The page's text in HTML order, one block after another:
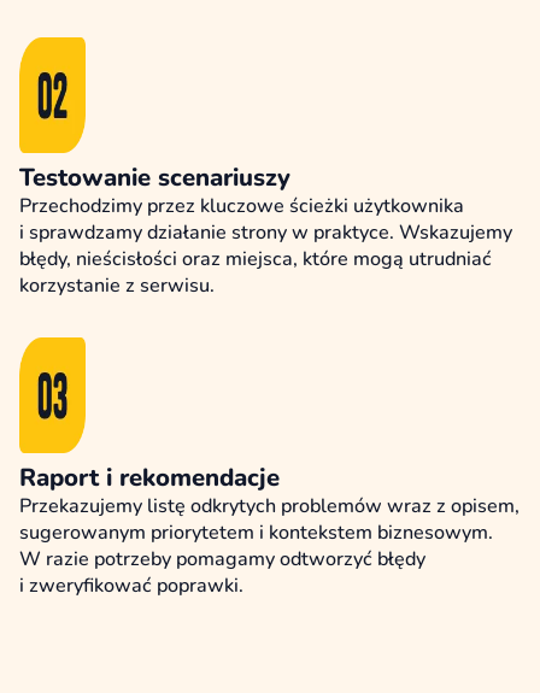
Testowanie scenariuszy
Przechodzimy przez kluczowe ścieżki użytkownika
i sprawdzamy działanie strony w praktyce. Wskazujemy
błędy, nieścisłości oraz miejsca, które mogą utrudniać
korzystanie z serwisu.
Raport i rekomendacje
Przekazujemy listę odkrytych problemów wraz z opisem,
sugerowanym priorytetem i kontekstem biznesowym.
W razie potrzeby pomagamy odtworzyć błędy
i zweryfikować poprawki.